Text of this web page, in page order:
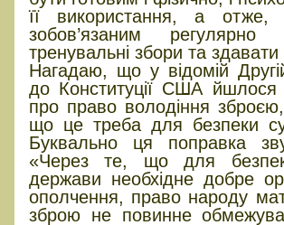
її використання, а отже,
зобов’язаним регулярно
тренувальні збори та здавати
Нагадаю, що у відомій
до Конституції США йшлося
про право володіння
що це треба для безпеки
Буквально ця поправка
«Через те, що для
держави необхідне добре
ополчення, право народу
зброю не повинне